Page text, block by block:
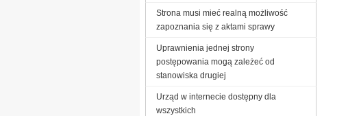
Strona musi mieć realną możliwość
zapoznania się z aktami sprawy
Uprawnienia jednej strony
postępowania mogą zależeć od
stanowiska drugiej
Urząd w internecie dostępny dla
wszystkich